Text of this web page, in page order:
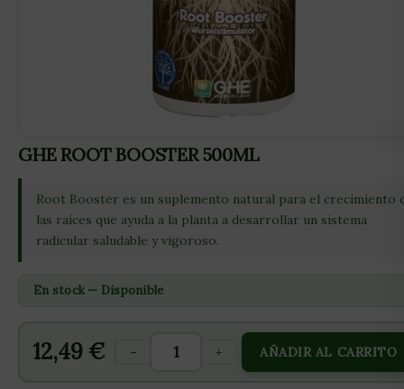
GHE ROOT BOOSTER 500ML
Root Booster es un suplemento natural para el crecimiento
las raíces que ayuda a la planta a desarrollar un sistema
radicular saludable y vigoroso.
En stock — Disponible
12,49 € - + AÑADIR AL CARRITO